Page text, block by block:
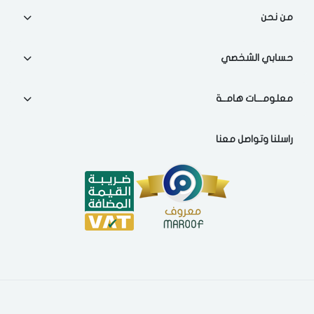
من نحن
حسابي الشخصي
معلومـــات هامــة
راسلنا وتواصل معنا